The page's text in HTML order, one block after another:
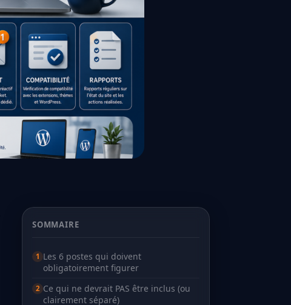
SOMMAIRE
Les 6 postes qui doivent
obligatoirement figurer
Ce qui ne devrait PAS être inclus (ou
clairement séparé)